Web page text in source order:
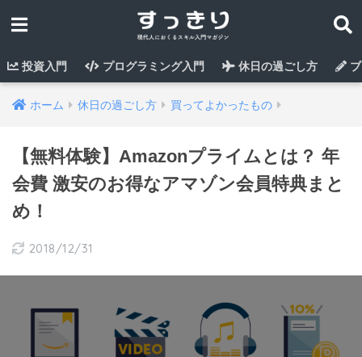
投資入門 プログラミング入門 休日の過ごし方
ホーム 休日の過ごし方 買ってよかったもの
【無料体験】Amazonプライムとは？ 年
会費 激安のお得なアマゾン会員特典まと
め！
2018/12/31